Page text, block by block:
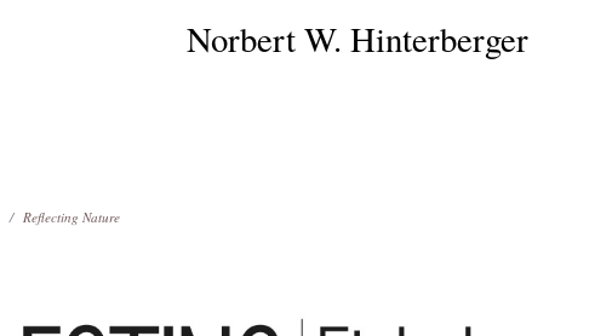
Norbert W. Hinterberger
Reflecting Nature